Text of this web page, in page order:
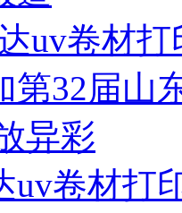
uv卷材打